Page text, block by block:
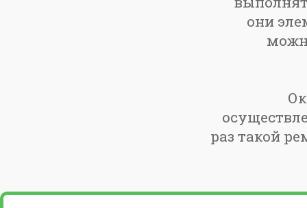
они
раз такой